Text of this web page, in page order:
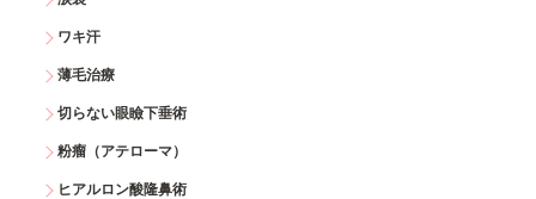
ワキ汗
薄毛治療
切らない眼瞼下垂術
粉瘤（アテローマ）
ヒアルロン酸隆鼻術